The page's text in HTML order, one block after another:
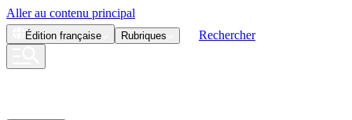
Aller au contenu principal
Édition française Rubriques Rechercher